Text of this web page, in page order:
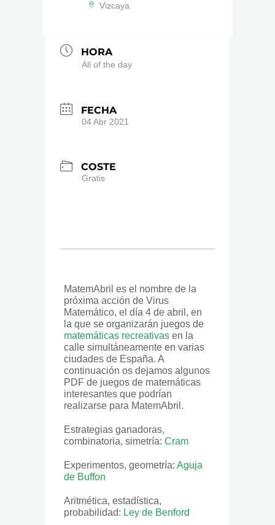
Vizcaya
HORA
All of the day
FECHA
04 Abr 2021
COSTE
Gratis
MatemAbril es el nombre de la
próxima acción de Virus
Matemático, el día 4 de abril, en
la que se organizarán juegos de
matemáticas recreativas en la
calle simultáneamente en varias
ciudades de España. A
continuación os dejamos algunos
PDF de juegos de matemáticas
interesantes que podrían
realizarse para MatemAbril.
Estrategias ganadoras,
combinatoria, simetría: Cram
Experimentos, geometría: Aguja
de Buffon
Aritmética, estadística,
probabilidad: Ley de Benford